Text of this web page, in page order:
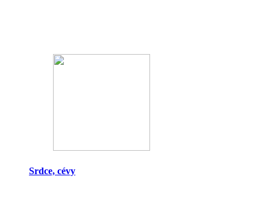
Srdce, cévy